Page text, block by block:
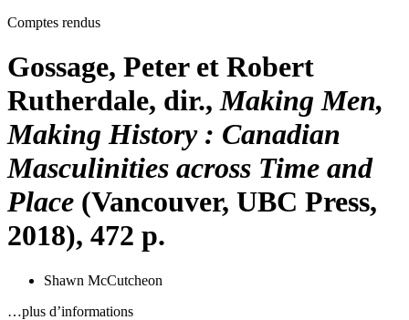
Comptes rendus
Gossage, Peter et Robert
Rutherdale, dir., Making Men,
Making History : Canadian
Masculinities across Time and
Place (Vancouver, UBC Press,
2018), 472 p.
Shawn McCutcheon
…plus d’informations